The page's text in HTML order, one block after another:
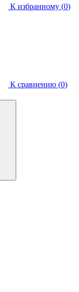
К избранному (0)
К сравнению (0)